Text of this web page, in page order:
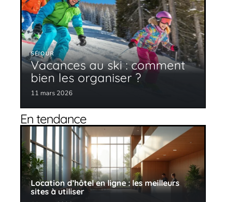
SÉJOUR
Vacances au ski : comment
bien les organiser ?
11 mars 2026
En tendance
Location d’hôtel en ligne : les meilleurs
sites à utiliser